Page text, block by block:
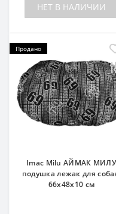
НЕТ В НАЛИЧИИ
Продано
Imac Milu АЙМАК МИЛУ
подушка лежак для
66х48х10 см